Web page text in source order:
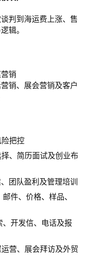
判到海运费上涨、售
辑。
销
销、展会营销及客户
把控
、简历面试及创业布
团队盈利及管理培训
件、价格、样品、
开发信、电话及报
营、展会拜访及外贸